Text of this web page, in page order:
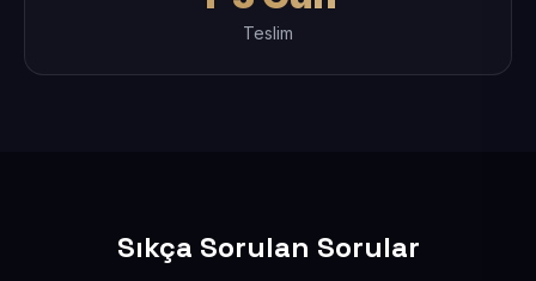
Teslim
Sıkça Sorulan Sorular